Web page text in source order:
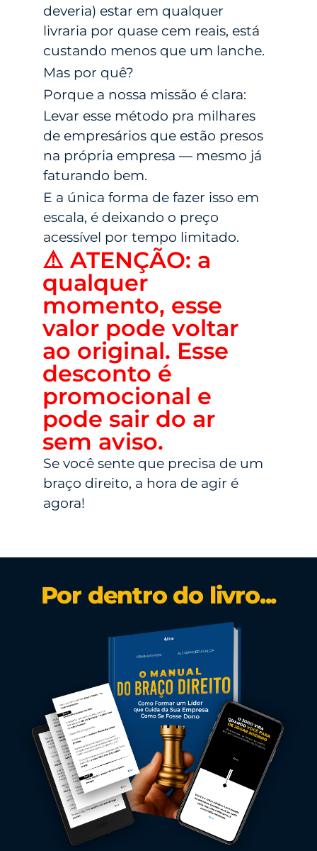
deveria) estar em qualquer
livraria por quase cem reais, está
custando menos que um lanche.
Mas por quê?
Porque a nossa missão é clara:
Levar esse método pra milhares
de empresários que estão presos
na própria empresa — mesmo já
faturando bem.
E a única forma de fazer isso em
escala, é deixando o preço
acessível por tempo limitado.
⚠️ ATENÇÃO: a
qualquer
momento, esse
valor pode voltar
ao original. Esse
desconto é
promocional e
pode sair do ar
sem aviso.
Se você sente que precisa de um
braço direito, a hora de agir é
agora!
Por dentro do livro...